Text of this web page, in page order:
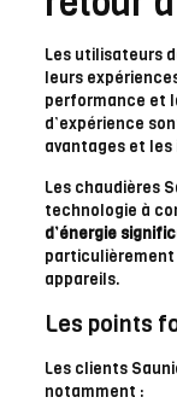
Les utilisateurs
leurs
performance et
d’expérience
avantages et les
Les chaudières
technologie à
d’énergie
appareils.
Les points
Les clients
notamment :